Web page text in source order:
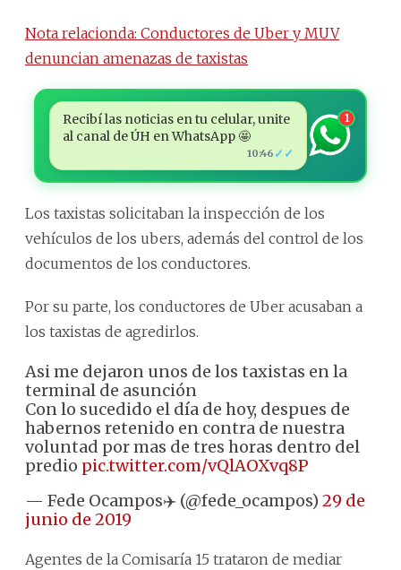
Nota relacionda: Conductores de Uber y MUV
denuncian amenazas de taxistas
Recibí las noticias en tu celular, unite
al canal de ÚH en WhatsApp 🤩
10:46 ✓✓
1
Los taxistas solicitaban la inspección de los
vehículos de los ubers, además del control de los
documentos de los conductores.
Por su parte, los conductores de Uber acusaban a
los taxistas de agredirlos.
Asi me dejaron unos de los taxistas en la
terminal de asunción
Con lo sucedido el día de hoy, despues de
habernos retenido en contra de nuestra
voluntad por mas de tres horas dentro del
predio pic.twitter.com/vQlAOXvq8P
— Fede Ocampos✈️ (@fede_ocampos) 29 de
junio de 2019
Agentes de la Comisaría 15 trataron de mediar